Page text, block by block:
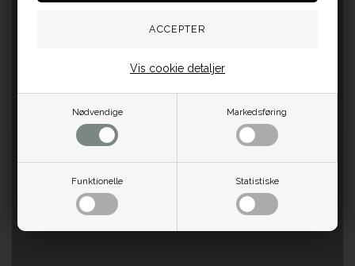
Nødvendige Markedsføring
Funktionelle Statistiske
Vis cookie detaljer